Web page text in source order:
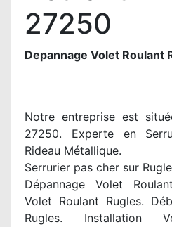
27250
Depannage Volet Roulant
Notre entreprise est
27250. Experte en
Rideau Métallique.
Serrurier pas cher sur
Dépannage Volet
Volet Roulant Rugles.
Rugles. Installation